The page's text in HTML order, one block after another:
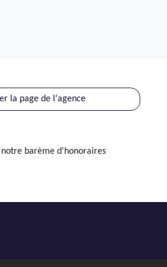
la page de l'agence
barème d'honoraires